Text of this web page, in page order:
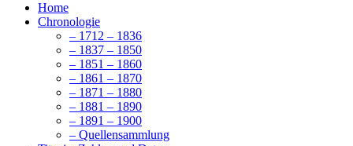
Home
Chronologie
– 1712 – 1836
– 1837 – 1850
– 1851 – 1860
– 1861 – 1870
– 1871 – 1880
– 1881 – 1890
– 1891 – 1900
– Quellensammlung